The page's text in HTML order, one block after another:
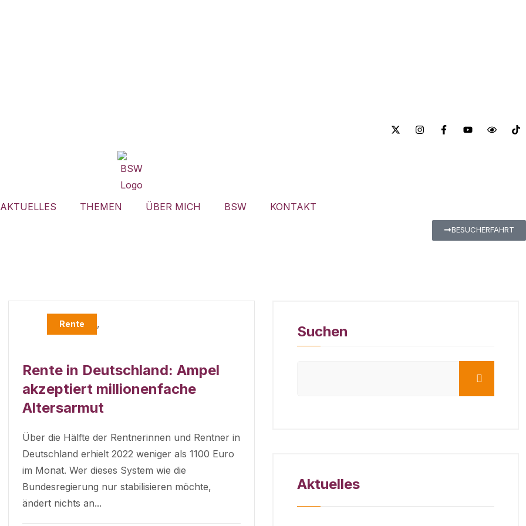
AKTUELLES THEMEN ÜBER MICH BSW KONTAKT
BESUCHERFAHRT
Rente ,
Rente in Deutschland: Ampel
akzeptiert millionenfache
Altersarmut
Über die Hälfte der Rentnerinnen und Rentner in
Deutschland erhielt 2022 weniger als 1100 Euro
im Monat. Wer dieses System wie die
Bundesregierung nur stabilisieren möchte,
ändert nichts an...
Suchen
Aktuelles